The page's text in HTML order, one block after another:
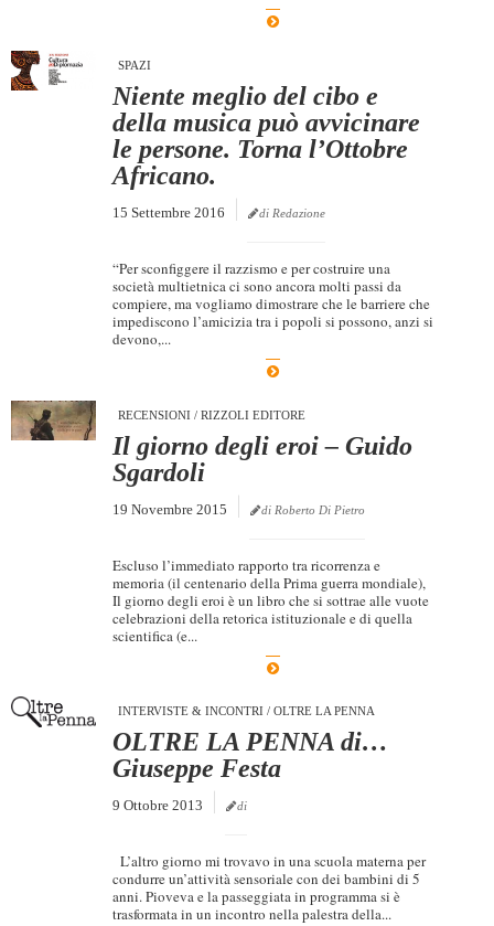
Archivio
Case editrici
Giallo Stresa
Premio Chiara
Salone di Torino
SPAZI
Niente meglio del cibo e
della musica può avvicinare
le persone. Torna l’Ottobre
Africano.
15 Settembre 2016 di Redazione
“Per sconfiggere il razzismo e per costruire una
società multietnica ci sono ancora molti passi da
compiere, ma vogliamo dimostrare che le barriere che
impediscono l’amicizia tra i popoli si possono, anzi si
devono,...
RECENSIONI / RIZZOLI EDITORE
Il giorno degli eroi – Guido
Sgardoli
19 Novembre 2015 di Roberto Di Pietro
Escluso l’immediato rapporto tra ricorrenza e
memoria (il centenario della Prima guerra mondiale),
Il giorno degli eroi è un libro che si sottrae alle vuote
celebrazioni della retorica istituzionale e di quella
scientifica (e...
INTERVISTE & INCONTRI / OLTRE LA PENNA
OLTRE LA PENNA di…
Giuseppe Festa
9 Ottobre 2013 di
L’altro giorno mi trovavo in una scuola materna per
condurre un’attività sensoriale con dei bambini di 5
anni. Pioveva e la passeggiata in programma si è
trasformata in un incontro nella palestra della...